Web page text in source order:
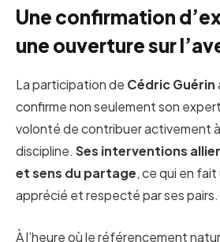
Une confirmation
une ouverture sur
La participation de Cédric Guérin
confirme non seulement son
volonté de contribuer activement à
discipline. Ses interventions
et sens du partage, ce qui en
apprécié et respecté par ses pairs.
À l’heure où le référencement